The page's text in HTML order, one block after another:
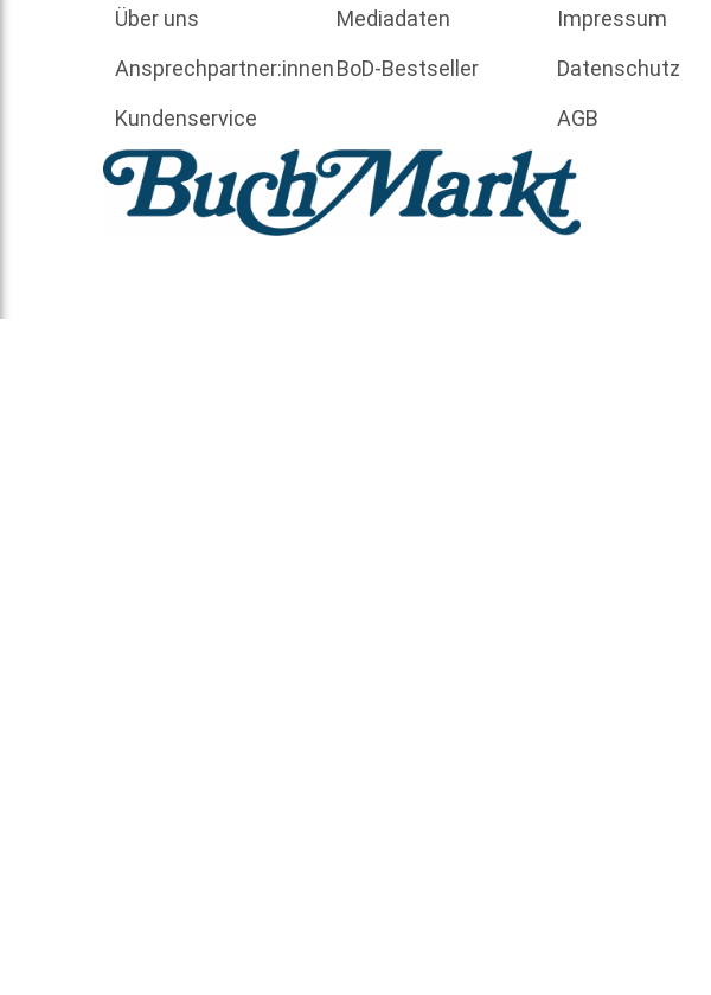
Über uns
Ansprechpartner:innen
Kundenservice
Mediadaten
BoD-Bestseller
Impressum
Datenschutz
AGB